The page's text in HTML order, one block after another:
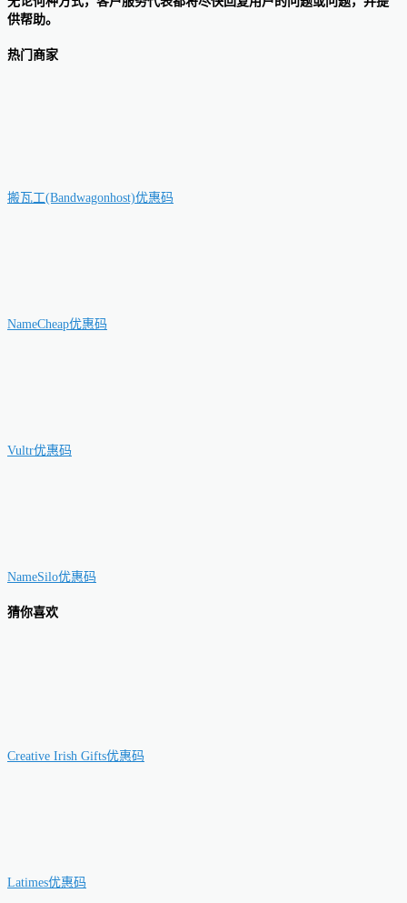
供帮助。
热门商家
搬瓦工(Bandwagonhost)优惠码
NameCheap优惠码
Vultr优惠码
NameSilo优惠码
猜你喜欢
Creative Irish Gifts优惠码
Latimes优惠码